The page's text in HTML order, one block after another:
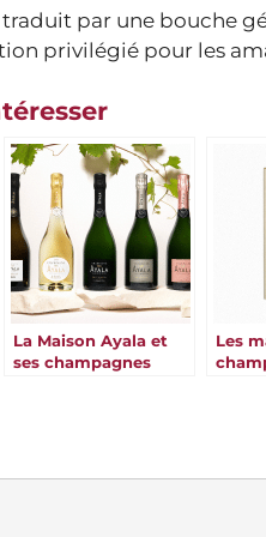
par une bouche
privilégié pour les
La Maison Ayala et
ses champagnes
Les